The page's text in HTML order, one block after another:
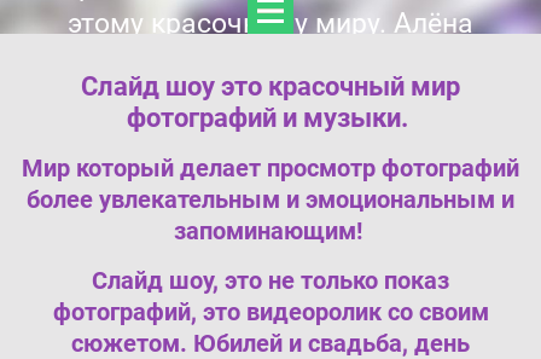
этому красочному миру. Алёна
Слайд шоу это красочный мир
фотографий и музыки.
Мир который делает просмотр фотографий
более увлекательным и эмоциональным и
запоминающим!
Слайд шоу, это не только показ
фотографий, это видеоролик со своим
сюжетом. Юбилей и свадьба, день